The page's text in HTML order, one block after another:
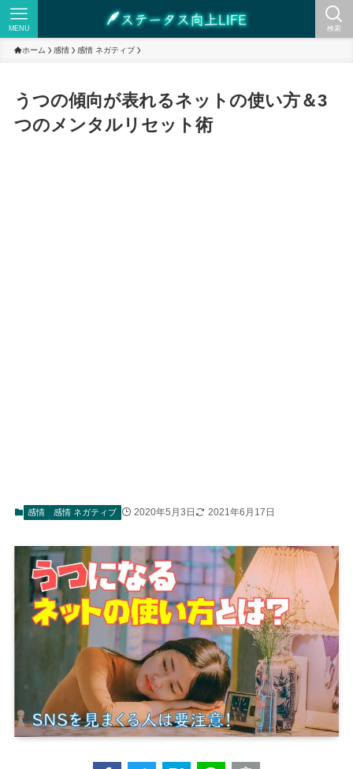
検索
MENU
ホーム 感情 感情 ネガティブ
うつの傾向が表れるネットの使い方＆3
つのメンタルリセット術
感情 感情 ネガティブ 2020年5月3日 2021年6月17日